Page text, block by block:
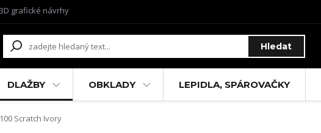
3D grafické návrhy
Hledat
DLAŽBY OBKLADY LEPIDLA, SPÁROVAČKY
Scratch Ivory